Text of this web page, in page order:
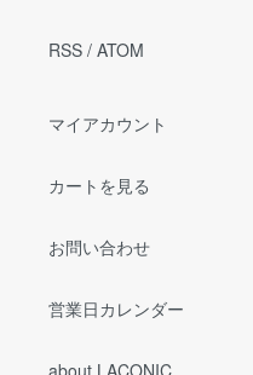
RSS / ATOM
マイアカウント
カートを見る
お問い合わせ
営業日カレンダー
about LACONIC